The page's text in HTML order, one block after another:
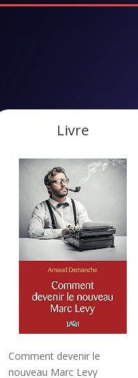
Livre
Comment devenir le
nouveau Marc Levy